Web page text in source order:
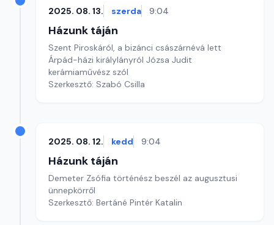
2025. 08. 13. szerda 9:04
Házunk táján
Szent Piroskáról, a bizánci császárnévá lett
Árpád-házi királylányról Józsa Judit
kerámiaművész szól
Szerkesztő: Szabó Csilla
2025. 08. 12. kedd 9:04
Házunk táján
Demeter Zsófia történész beszél az augusztusi
ünnepkörről
Szerkesztő: Bertáné Pintér Katalin